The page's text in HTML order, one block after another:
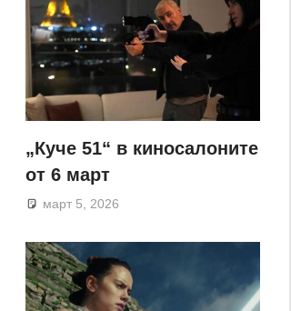
„Куче 51“ в киносалоните
от 6 март
март 5, 2026